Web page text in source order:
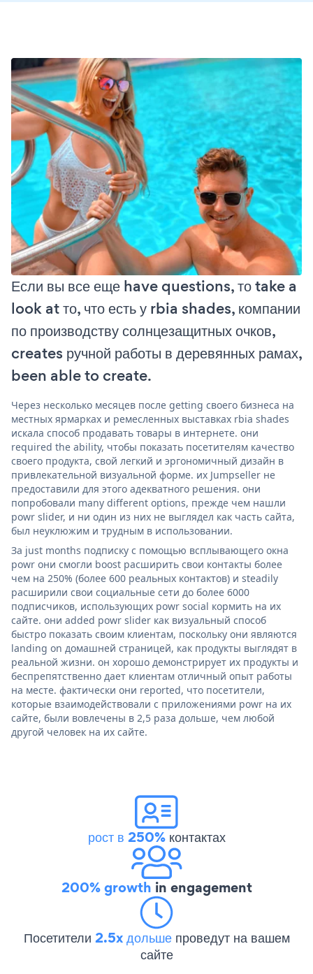
Если вы все еще have questions, то take a
look at то, что есть у rbia shades, компании
по производству солнцезащитных очков,
creates ручной работы в деревянных рамах,
been able to create.
Через несколько месяцев после getting своего бизнеса на
местных ярмарках и ремесленных выставках rbia shades
искала способ продавать товары в интернете. они
required the ability, чтобы показать посетителям качество
своего продукта, свой легкий и эргономичный дизайн в
привлекательной визуальной форме. их Jumpseller не
предоставили для этого адекватного решения. они
попробовали many different options, прежде чем нашли
powr slider, и ни один из них не выглядел как часть сайта,
был неуклюжим и трудным в использовании.
За just months подписку с помощью всплывающего окна
powr они смогли boost расширить свои контакты более
чем на 250% (более 600 реальных контактов) и steadily
расширили свои социальные сети до более 6000
подписчиков, использующих powr social кормить на их
сайте. они added powr slider как визуальный способ
быстро показать своим клиентам, поскольку они являются
landing on домашней страницей, как продукты выглядят в
реальной жизни. он хорошо демонстрирует их продукты и
беспрепятственно дает клиентам отличный опыт работы
на месте. фактически они reported, что посетители,
которые взаимодействовали с приложениями powr на их
сайте, были вовлечены в 2,5 раза дольше, чем любой
другой человек на их сайте.
рост в 250%контактах
200% growth in engagement
Посетители 2.5x дольше проведут на вашем
сайте